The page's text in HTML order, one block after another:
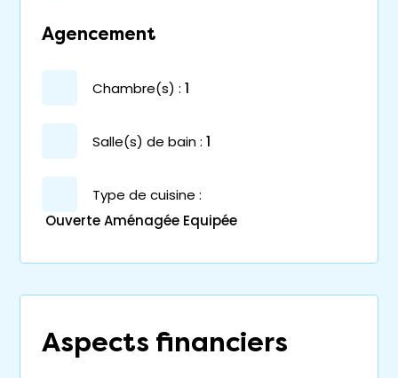
Agencement
chambre(s) : 1
salle(s) de bain : 1
Type de cuisine :
Ouverte Aménagée Equipée
Aspects financiers